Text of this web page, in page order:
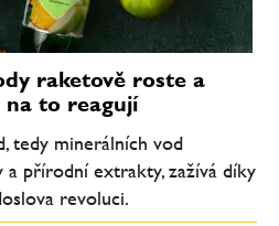
raketově roste a
to reagují
tedy minerálních vod
a přírodní extrakty, zažívá díky
revoluci.